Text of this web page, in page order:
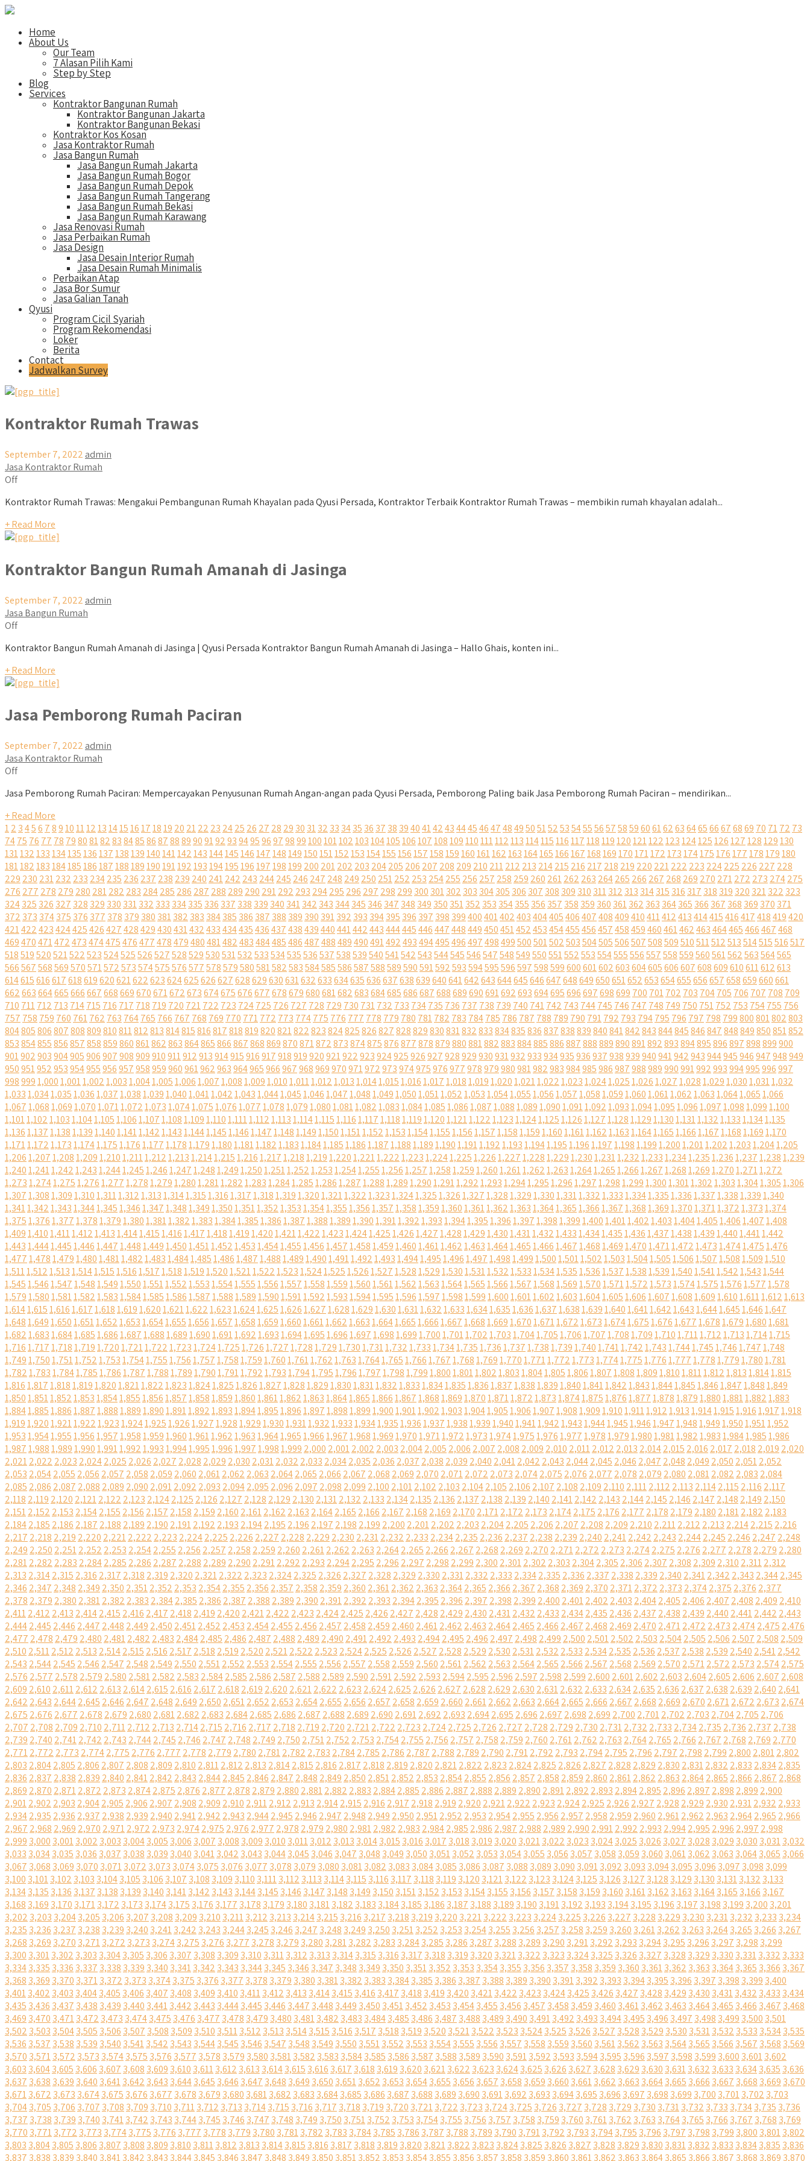
Home
About Us
Our Team
7 Alasan Pilih Kami
Step by Step
Blog
Services
Kontraktor Bangunan Rumah
Kontraktor Bangunan Jakarta
Kontraktor Bangunan Bekasi
Kontraktor Kos Kosan
Jasa Kontraktor Rumah
Jasa Bangun Rumah
Jasa Bangun Rumah Jakarta
Jasa Bangun Rumah Bogor
Jasa Bangun Rumah Depok
Jasa Bangun Rumah Tangerang
Jasa Bangun Rumah Bekasi
Jasa Bangun Rumah Karawang
Jasa Renovasi Rumah
Jasa Perbaikan Rumah
Jasa Design
Jasa Desain Interior Rumah
Jasa Desain Rumah Minimalis
Perbaikan Atap
Jasa Bor Sumur
Jasa Galian Tanah
Qyusi
Program Cicil Syariah
Program Rekomendasi
Loker
Berita
Contact
Jadwalkan Survey
Kontraktor Rumah Trawas
September 7, 2022 admin
Jasa Kontraktor Rumah
Off
Kontraktor Rumah Trawas: Mengakui Pembangunan Rumah Khayalan pada Qyusi Persada, Kontraktor Terbaik Kontraktor Rumah Trawas – membikin rumah khayalan adalah...
+ Read More
Kontraktor Bangun Rumah Amanah di Jasinga
September 7, 2022 admin
Jasa Bangun Rumah
Off
Kontraktor Bangun Rumah Amanah di Jasinga | Qyusi Persada Kontraktor Bangun Rumah Amanah di Jasinga – Hallo Ghais, konten ini...
+ Read More
Jasa Pemborong Rumah Paciran
September 7, 2022 admin
Jasa Kontraktor Rumah
Off
Jasa Pemborong Rumah Paciran: Mempercayakan Penyusunan Rumah Angan-angan pada Qyusi Persada, Pemborong Paling baik Jasa Pemborong Rumah Paciran – mendirikan...
+ Read More
12 3456 78910111213141516171819 20 2122 23 2425 26 27 28 29 30 3132 33 3435 36 37 38 39404142434445464748495051525354555657585960616263646566676869 70 7172 73
7475 76 77 78 798081828384858687888990919293949596979899100101102103104105106107108109110111112113114115116117118119120121122123124125126127128129130
131132133134135136137138139140141142143144145146147148149150151152153154155156157158159160161162163164165166167168169170171172173174175176177178179180
181182183184185186187188189190191192193194195196197198199 200 201202 203 204205 206 207 208 209 210 211212 213 214215 216 217 218 219 220 221222 223 224225 226 227 228
229 230 231232 233 234235 236 237 238 239 240 241242 243 244245 246 247 248 249 250 251252 253 254255 256 257 258 259 260 261262 263 264265 266 267 268 269 270 271272 273 274275
276 277 278 279 280 281282 283 284285 286 287 288 289 290 291292 293 294295 296 297 298 299 300 301302 303 304305 306 307 308 309 310 311312 313 314315 316 317 318 319 320 321322 323
324325 326 327 328 329 330 331332 333 334335 336 337 338 339 340 341342 343 344345 346 347 348 349 350 351352 353 354355 356 357 358 359 360 361362 363 364365 366 367 368 369 370 371
372 373 374375 376 377 378 379 380 381382 383 384385 386 387 388 389 390 391392 393 394395 396 397 398 399400401402403404405406407408409410411412413414415416417418419420
421422423424425426427428429430431432433434435436437438439440441442443444445446447448449450451452453454455456457458459460461462463464465466467468
469470471472473474475476477478479480481482483484485486487488489490491492493494495496497498499500501502503504505506507508509510511512513514515516517
518519520521522523524525526527528529530531532533534535536537538539540541542543544545546547548549550551552553554555556557558559560561562563564565
566567568569570571572573574575576577578579580581582583584585586587588589590591592593594595596597598599600601602603604605606607608609610611612613
614615616617618619620621622623624625626627628629630631632633634635636637638639640641642643644645646647648649650651652653654655656657658659660661
662663664665666667668669670671672673674675676677678679680681682683684685686687688689690691692693694695696697698699 700 701702 703 704705 706 707 708 709
710 711712 713 714715 716 717 718 719 720 721722 723 724725 726 727 728 729 730 731732 733 734735 736 737 738 739 740 741742 743 744745 746 747 748 749 750 751752 753 754755 756
757 758 759 760 761762 763 764765 766 767 768 769 770 771772 773 774775 776 777 778 779 780 781782 783 784785 786 787 788 789 790 791792 793 794795 796 797 798 799800801802803
804805806807808809810811812813814815816817818819820821822823824825826827828829830831832833834835836837838839840841842843844845846847848849850851852
853854855856857858859860861862863864865866867868869870871872873874875876877878879880881882883884885886887888889890891892893894895896897898899900
901902903904905906907908909910911912913914915916917918919920921922923924925926927928929930931932933934935936937938939940941942943944945946947948949
950951952953954955956957958959960961962963964965966967968969970971972973974975976977978979980981982983984985986987988989990991992993994995996997
9989991,0001,0011,0021,0031,0041,0051,0061,0071,0081,0091,0101,0111,0121,0131,0141,0151,0161,0171,0181,0191,0201,0211,0221,0231,0241,0251,0261,0271,0281,0291,0301,0311,032
1,0331,0341,0351,0361,0371,0381,0391,0401,0411,0421,0431,0441,0451,0461,0471,0481,0491,0501,0511,0521,0531,0541,0551,0561,0571,0581,0591,0601,0611,0621,0631,0641,0651,066
1,0671,0681,0691,0701,0711,0721,0731,0741,0751,0761,0771,0781,0791,0801,0811,0821,0831,0841,0851,0861,0871,0881,0891,0901,0911,0921,0931,0941,0951,0961,0971,0981,0991,100
1,1011,1021,1031,1041,1051,1061,1071,1081,1091,1101,1111,1121,1131,1141,1151,1161,1171,1181,1191,1201,1211,1221,1231,1241,1251,1261,1271,1281,1291,1301,1311,1321,1331,1341,135
1,1361,1371,1381,1391,1401,1411,1421,1431,1441,1451,1461,1471,1481,1491,1501,1511,1521,1531,1541,1551,1561,1571,1581,1591,1601,1611,1621,1631,1641,1651,1661,1671,1681,1691,170
1,1711,1721,1731,1741,1751,1761,1771,1781,1791,1801,1811,1821,1831,1841,1851,1861,1871,1881,1891,1901,1911,1921,1931,1941,1951,1961,1971,1981,1991,2001,2011,2021,2031,2041,205
1,2061,2071,2081,2091,2101,2111,2121,2131,2141,2151,2161,2171,2181,2191,2201,2211,2221,2231,2241,2251,2261,2271,2281,2291,2301,2311,2321,2331,2341,2351,2361,2371,2381,239
1,2401,2411,2421,2431,2441,2451,2461,2471,2481,2491,2501,2511,2521,2531,2541,2551,2561,2571,2581,2591,2601,2611,2621,2631,2641,2651,2661,2671,2681,2691,2701,2711,272
1,2731,2741,2751,2761,2771,2781,2791,2801,2811,2821,2831,2841,2851,2861,2871,2881,2891,2901,2911,2921,2931,2941,2951,2961,2971,2981,2991,3001,3011,3021,3031,3041,3051,306
1,3071,3081,3091,3101,3111,3121,3131,3141,3151,3161,3171,3181,3191,3201,3211,3221,3231,3241,3251,3261,3271,3281,3291,3301,3311,3321,3331,3341,3351,3361,3371,3381,3391,340
1,3411,3421,3431,3441,3451,3461,3471,3481,3491,3501,3511,3521,3531,3541,3551,3561,3571,3581,3591,3601,3611,3621,3631,3641,3651,3661,3671,3681,3691,3701,3711,3721,3731,374
1,3751,3761,3771,3781,3791,3801,3811,3821,3831,3841,3851,3861,3871,3881,3891,3901,3911,3921,3931,3941,3951,3961,3971,3981,3991,4001,4011,4021,4031,4041,4051,4061,4071,408
1,4091,4101,4111,4121,4131,4141,4151,4161,4171,4181,4191,4201,4211,4221,4231,4241,4251,4261,4271,4281,4291,4301,4311,4321,4331,4341,4351,4361,4371,4381,4391,4401,4411,442
1,4431,4441,4451,4461,4471,4481,4491,4501,4511,4521,4531,4541,4551,4561,4571,4581,4591,4601,4611,4621,4631,4641,4651,4661,4671,4681,4691,4701,4711,4721,4731,4741,4751,476
1,4771,4781,4791,4801,4811,4821,4831,4841,4851,4861,4871,4881,4891,4901,4911,4921,4931,4941,4951,4961,4971,4981,4991,5001,5011,5021,5031,5041,5051,5061,5071,5081,5091,510
1,5111,5121,5131,5141,5151,5161,5171,5181,5191,5201,5211,5221,5231,5241,5251,5261,5271,5281,5291,5301,5311,5321,5331,5341,5351,5361,5371,5381,5391,5401,5411,5421,5431,544
1,5451,5461,5471,5481,5491,5501,5511,5521,5531,5541,5551,5561,5571,5581,5591,5601,5611,5621,5631,5641,5651,5661,5671,5681,5691,5701,5711,5721,5731,5741,5751,5761,5771,578
1,5791,5801,5811,5821,5831,5841,5851,5861,5871,5881,5891,5901,5911,5921,5931,5941,5951,5961,5971,5981,5991,6001,6011,6021,6031,6041,6051,6061,6071,6081,6091,6101,6111,6121,613
1,6141,6151,6161,6171,6181,6191,6201,6211,6221,6231,6241,6251,6261,6271,6281,6291,6301,6311,6321,6331,6341,6351,6361,6371,6381,6391,6401,6411,6421,6431,6441,6451,6461,647
1,6481,6491,6501,6511,6521,6531,6541,6551,6561,6571,6581,6591,6601,6611,6621,6631,6641,6651,6661,6671,6681,6691,6701,6711,6721,6731,6741,6751,6761,6771,6781,6791,6801,681
1,6821,6831,6841,6851,6861,6871,6881,6891,6901,6911,6921,6931,6941,6951,6961,6971,6981,6991,7001,7011,7021,7031,7041,7051,7061,7071,7081,7091,7101,7111,7121,7131,7141,715
1,7161,7171,7181,7191,7201,7211,7221,7231,7241,7251,7261,7271,7281,7291,7301,7311,7321,7331,7341,7351,7361,7371,7381,7391,7401,7411,7421,7431,7441,7451,7461,7471,748
1,7491,7501,7511,7521,7531,7541,7551,7561,7571,7581,7591,7601,7611,7621,7631,7641,7651,7661,7671,7681,7691,7701,7711,7721,7731,7741,7751,7761,7771,7781,7791,7801,781
1,7821,7831,7841,7851,7861,7871,7881,7891,7901,7911,7921,7931,7941,7951,7961,7971,7981,7991,8001,8011,8021,8031,8041,8051,8061,8071,8081,8091,8101,8111,8121,8131,8141,815
1,8161,8171,8181,8191,8201,8211,8221,8231,8241,8251,8261,8271,8281,8291,8301,8311,8321,8331,8341,8351,8361,8371,8381,8391,8401,8411,8421,8431,8441,8451,8461,8471,8481,849
1,8501,8511,8521,8531,8541,8551,8561,8571,8581,8591,8601,8611,8621,8631,8641,8651,8661,8671,8681,8691,8701,8711,8721,8731,8741,8751,8761,8771,8781,8791,8801,8811,8821,883
1,8841,8851,8861,8871,8881,8891,8901,8911,8921,8931,8941,8951,8961,8971,8981,8991,9001,9011,9021,9031,9041,9051,9061,9071,9081,9091,9101,9111,9121,9131,9141,9151,9161,9171,918
1,9191,9201,9211,9221,9231,9241,9251,9261,9271,9281,9291,9301,9311,9321,9331,9341,9351,9361,9371,9381,9391,9401,9411,9421,9431,9441,9451,9461,9471,9481,9491,9501,9511,952
1,9531,9541,9551,9561,9571,9581,9591,9601,9611,9621,9631,9641,9651,9661,9671,9681,9691,9701,9711,9721,9731,9741,9751,9761,9771,9781,9791,9801,9811,9821,9831,9841,9851,986
1,9871,9881,9891,9901,9911,9921,9931,9941,9951,9961,9971,9981,999 2,000 2,0012,002 2,003 2,0042,005 2,006 2,007 2,008 2,009 2,010 2,0112,012 2,013 2,0142,015 2,016 2,017 2,018 2,019 2,020
2,0212,022 2,023 2,0242,025 2,026 2,027 2,028 2,029 2,030 2,0312,032 2,033 2,0342,035 2,036 2,037 2,038 2,039 2,040 2,0412,042 2,043 2,0442,045 2,046 2,047 2,048 2,049 2,050 2,0512,052
2,053 2,0542,055 2,056 2,057 2,058 2,059 2,060 2,0612,062 2,063 2,0642,065 2,066 2,067 2,068 2,069 2,070 2,0712,072 2,073 2,0742,075 2,076 2,077 2,078 2,079 2,080 2,0812,082 2,083 2,084
2,085 2,086 2,087 2,088 2,089 2,090 2,0912,092 2,093 2,0942,095 2,096 2,097 2,098 2,099 2,100 2,1012,102 2,103 2,1042,105 2,106 2,107 2,108 2,109 2,110 2,1112,112 2,113 2,1142,115 2,116 2,117
2,118 2,119 2,120 2,1212,122 2,123 2,1242,125 2,126 2,127 2,128 2,129 2,130 2,1312,132 2,133 2,1342,135 2,136 2,137 2,138 2,139 2,140 2,1412,142 2,143 2,1442,145 2,146 2,147 2,148 2,149 2,150
2,1512,152 2,153 2,1542,155 2,156 2,157 2,158 2,159 2,160 2,1612,162 2,163 2,1642,165 2,166 2,167 2,168 2,169 2,170 2,1712,172 2,173 2,1742,175 2,176 2,177 2,178 2,179 2,180 2,1812,182 2,183
2,1842,185 2,186 2,187 2,188 2,189 2,190 2,1912,192 2,193 2,1942,195 2,196 2,197 2,198 2,199 2,200 2,2012,202 2,203 2,2042,205 2,206 2,207 2,208 2,209 2,210 2,2112,212 2,213 2,2142,215 2,216
2,217 2,218 2,219 2,220 2,2212,222 2,223 2,2242,225 2,226 2,227 2,228 2,229 2,230 2,2312,232 2,233 2,2342,235 2,236 2,237 2,238 2,239 2,240 2,2412,242 2,243 2,2442,245 2,246 2,247 2,248
2,249 2,250 2,2512,252 2,253 2,2542,255 2,256 2,257 2,258 2,259 2,260 2,2612,262 2,263 2,2642,265 2,266 2,267 2,268 2,269 2,270 2,2712,272 2,273 2,2742,275 2,276 2,277 2,278 2,279 2,280
2,2812,282 2,283 2,2842,285 2,286 2,287 2,288 2,289 2,290 2,2912,292 2,293 2,2942,295 2,296 2,297 2,298 2,299 2,300 2,3012,302 2,303 2,3042,305 2,306 2,307 2,308 2,309 2,310 2,3112,312
2,313 2,3142,315 2,316 2,317 2,318 2,319 2,320 2,3212,322 2,323 2,3242,325 2,326 2,327 2,328 2,329 2,330 2,3312,332 2,333 2,3342,335 2,336 2,337 2,338 2,339 2,340 2,3412,342 2,343 2,3442,345
2,346 2,347 2,348 2,349 2,350 2,3512,352 2,353 2,3542,355 2,356 2,357 2,358 2,359 2,360 2,3612,362 2,363 2,3642,365 2,366 2,367 2,368 2,369 2,370 2,3712,372 2,373 2,3742,375 2,376 2,377
2,378 2,379 2,380 2,3812,382 2,383 2,3842,385 2,386 2,387 2,388 2,389 2,390 2,3912,392 2,393 2,3942,395 2,396 2,397 2,398 2,399 2,400 2,4012,402 2,403 2,4042,405 2,406 2,407 2,408 2,409 2,410
2,4112,412 2,413 2,4142,415 2,416 2,417 2,418 2,419 2,420 2,4212,422 2,423 2,4242,425 2,426 2,427 2,428 2,429 2,430 2,4312,432 2,433 2,4342,435 2,436 2,437 2,438 2,439 2,440 2,4412,442 2,443
2,4442,445 2,446 2,447 2,448 2,449 2,450 2,4512,452 2,453 2,4542,455 2,456 2,457 2,458 2,459 2,460 2,4612,462 2,463 2,4642,465 2,466 2,467 2,468 2,469 2,470 2,4712,472 2,473 2,4742,475 2,476
2,477 2,478 2,479 2,480 2,4812,482 2,483 2,4842,485 2,486 2,487 2,488 2,489 2,490 2,4912,492 2,493 2,4942,495 2,496 2,497 2,498 2,499 2,500 2,5012,502 2,503 2,5042,505 2,506 2,507 2,508 2,509
2,510 2,5112,512 2,513 2,5142,515 2,516 2,517 2,518 2,519 2,520 2,5212,522 2,523 2,5242,525 2,526 2,527 2,528 2,529 2,530 2,5312,532 2,533 2,5342,535 2,536 2,537 2,538 2,539 2,540 2,5412,542
2,543 2,5442,545 2,546 2,547 2,548 2,549 2,550 2,5512,552 2,553 2,5542,555 2,556 2,557 2,558 2,559 2,560 2,5612,562 2,563 2,5642,565 2,566 2,567 2,568 2,569 2,570 2,5712,572 2,573 2,5742,575
2,576 2,577 2,578 2,579 2,580 2,5812,582 2,583 2,5842,585 2,586 2,587 2,588 2,589 2,590 2,5912,592 2,593 2,5942,595 2,596 2,597 2,598 2,599 2,600 2,6012,602 2,603 2,6042,605 2,606 2,607 2,608
2,609 2,610 2,6112,612 2,613 2,6142,615 2,616 2,617 2,618 2,619 2,620 2,6212,622 2,623 2,6242,625 2,626 2,627 2,628 2,629 2,630 2,6312,632 2,633 2,6342,635 2,636 2,637 2,638 2,639 2,640 2,641
2,642 2,643 2,6442,645 2,646 2,647 2,648 2,649 2,650 2,6512,652 2,653 2,6542,655 2,656 2,657 2,658 2,659 2,660 2,6612,662 2,663 2,6642,665 2,666 2,667 2,668 2,669 2,670 2,6712,672 2,673 2,674
2,675 2,676 2,677 2,678 2,679 2,680 2,6812,682 2,683 2,6842,685 2,686 2,687 2,688 2,689 2,690 2,6912,692 2,693 2,6942,695 2,696 2,697 2,698 2,699 2,700 2,7012,702 2,703 2,7042,705 2,706
2,707 2,708 2,709 2,710 2,7112,712 2,713 2,7142,715 2,716 2,717 2,718 2,719 2,720 2,7212,722 2,723 2,7242,725 2,726 2,727 2,728 2,729 2,730 2,7312,732 2,733 2,7342,735 2,736 2,737 2,738
2,739 2,740 2,7412,742 2,743 2,7442,745 2,746 2,747 2,748 2,749 2,750 2,7512,752 2,753 2,7542,755 2,756 2,757 2,758 2,759 2,760 2,7612,762 2,763 2,7642,765 2,766 2,767 2,768 2,769 2,770
2,7712,772 2,773 2,7742,775 2,776 2,777 2,778 2,779 2,780 2,7812,782 2,783 2,7842,785 2,786 2,787 2,788 2,789 2,790 2,7912,792 2,793 2,7942,795 2,796 2,797 2,798 2,799 2,800 2,8012,802
2,803 2,8042,805 2,806 2,807 2,808 2,809 2,810 2,8112,812 2,813 2,8142,815 2,816 2,817 2,818 2,819 2,820 2,8212,822 2,823 2,8242,825 2,826 2,827 2,828 2,829 2,830 2,8312,832 2,833 2,8342,835
2,836 2,837 2,838 2,839 2,840 2,8412,842 2,843 2,8442,845 2,846 2,847 2,848 2,849 2,850 2,8512,852 2,853 2,8542,855 2,856 2,857 2,858 2,859 2,860 2,8612,862 2,863 2,8642,865 2,866 2,867 2,868
2,869 2,870 2,8712,872 2,873 2,8742,875 2,876 2,877 2,878 2,879 2,880 2,8812,882 2,883 2,8842,885 2,886 2,887 2,888 2,889 2,890 2,8912,892 2,893 2,8942,895 2,896 2,897 2,898 2,899 2,900
2,9012,902 2,903 2,9042,905 2,906 2,907 2,908 2,909 2,910 2,9112,912 2,913 2,9142,915 2,916 2,917 2,918 2,919 2,920 2,9212,922 2,923 2,9242,925 2,926 2,927 2,928 2,929 2,930 2,9312,932 2,933
2,9342,935 2,936 2,937 2,938 2,939 2,940 2,9412,942 2,943 2,9442,945 2,946 2,947 2,948 2,949 2,950 2,9512,952 2,953 2,9542,955 2,956 2,957 2,958 2,959 2,960 2,9612,962 2,963 2,9642,965 2,966
2,967 2,968 2,969 2,970 2,9712,972 2,973 2,9742,975 2,976 2,977 2,978 2,979 2,980 2,9812,982 2,983 2,9842,985 2,986 2,987 2,988 2,989 2,990 2,9912,992 2,993 2,9942,995 2,996 2,997 2,998
2,999 3,000 3,0013,002 3,003 3,0043,005 3,006 3,007 3,008 3,009 3,010 3,0113,012 3,013 3,0143,015 3,016 3,017 3,018 3,019 3,020 3,0213,022 3,023 3,0243,025 3,026 3,027 3,028 3,029 3,030 3,0313,032
3,033 3,0343,035 3,036 3,037 3,038 3,039 3,040 3,0413,042 3,043 3,0443,045 3,046 3,047 3,048 3,049 3,050 3,0513,052 3,053 3,0543,055 3,056 3,057 3,058 3,059 3,060 3,0613,062 3,063 3,0643,065 3,066
3,067 3,068 3,069 3,070 3,0713,072 3,073 3,0743,075 3,076 3,077 3,078 3,079 3,080 3,0813,082 3,083 3,0843,085 3,086 3,087 3,088 3,089 3,090 3,0913,092 3,093 3,0943,095 3,096 3,097 3,098 3,099
3,100 3,1013,102 3,103 3,1043,105 3,106 3,107 3,108 3,109 3,110 3,1113,112 3,113 3,1143,115 3,116 3,117 3,118 3,119 3,120 3,1213,122 3,123 3,1243,125 3,126 3,127 3,128 3,129 3,130 3,1313,132 3,133
3,1343,135 3,136 3,137 3,138 3,139 3,140 3,1413,142 3,143 3,1443,145 3,146 3,147 3,148 3,149 3,150 3,1513,152 3,153 3,1543,155 3,156 3,157 3,158 3,159 3,160 3,1613,162 3,163 3,1643,165 3,166 3,167
3,168 3,169 3,170 3,1713,172 3,173 3,1743,175 3,176 3,177 3,178 3,179 3,180 3,1813,182 3,183 3,1843,185 3,186 3,187 3,188 3,189 3,190 3,1913,192 3,193 3,1943,195 3,196 3,197 3,198 3,199 3,200 3,201
3,202 3,203 3,2043,205 3,206 3,207 3,208 3,209 3,210 3,2113,212 3,213 3,2143,215 3,216 3,217 3,218 3,219 3,220 3,2213,222 3,223 3,2243,225 3,226 3,227 3,228 3,229 3,230 3,2313,232 3,233 3,234
3,235 3,236 3,237 3,238 3,239 3,240 3,2413,242 3,243 3,2443,245 3,246 3,247 3,248 3,249 3,250 3,2513,252 3,253 3,2543,255 3,256 3,257 3,258 3,259 3,260 3,2613,262 3,263 3,2643,265 3,266 3,267
3,268 3,269 3,270 3,2713,272 3,273 3,2743,275 3,276 3,277 3,278 3,279 3,280 3,2813,282 3,283 3,2843,285 3,286 3,287 3,288 3,289 3,290 3,2913,292 3,293 3,2943,295 3,296 3,297 3,298 3,299
3,300 3,3013,302 3,303 3,3043,305 3,306 3,307 3,308 3,309 3,310 3,3113,312 3,313 3,3143,315 3,316 3,317 3,318 3,319 3,320 3,3213,322 3,323 3,3243,325 3,326 3,327 3,328 3,329 3,330 3,3313,332 3,333
3,3343,335 3,336 3,337 3,338 3,339 3,340 3,3413,342 3,343 3,3443,345 3,346 3,347 3,348 3,349 3,350 3,3513,352 3,353 3,3543,355 3,356 3,357 3,358 3,359 3,360 3,3613,362 3,363 3,3643,365 3,366 3,367
3,368 3,369 3,370 3,3713,372 3,373 3,3743,375 3,376 3,377 3,378 3,379 3,380 3,3813,382 3,383 3,3843,385 3,386 3,387 3,388 3,389 3,390 3,3913,392 3,393 3,3943,395 3,396 3,397 3,398 3,399 3,400
3,4013,402 3,403 3,4043,405 3,406 3,407 3,408 3,409 3,410 3,4113,412 3,413 3,4143,415 3,416 3,417 3,418 3,419 3,420 3,4213,422 3,423 3,4243,425 3,426 3,427 3,428 3,429 3,430 3,4313,432 3,433 3,434
3,435 3,436 3,437 3,438 3,439 3,440 3,4413,442 3,443 3,4443,445 3,446 3,447 3,448 3,449 3,450 3,4513,452 3,453 3,4543,455 3,456 3,457 3,458 3,459 3,460 3,4613,462 3,463 3,4643,465 3,466 3,467 3,468
3,469 3,470 3,4713,472 3,473 3,4743,475 3,476 3,477 3,478 3,479 3,480 3,4813,482 3,483 3,4843,485 3,486 3,487 3,488 3,489 3,490 3,4913,492 3,493 3,4943,495 3,496 3,497 3,498 3,499 3,500 3,501
3,502 3,503 3,5043,505 3,506 3,507 3,508 3,509 3,510 3,5113,512 3,513 3,5143,515 3,516 3,517 3,518 3,519 3,520 3,5213,522 3,523 3,5243,525 3,526 3,527 3,528 3,529 3,530 3,5313,532 3,533 3,5343,535
3,536 3,537 3,538 3,539 3,540 3,5413,542 3,543 3,5443,545 3,546 3,547 3,548 3,549 3,550 3,5513,552 3,553 3,5543,555 3,556 3,557 3,558 3,559 3,560 3,5613,562 3,563 3,5643,565 3,566 3,567 3,568 3,569
3,570 3,5713,572 3,573 3,5743,575 3,576 3,577 3,578 3,579 3,580 3,5813,582 3,583 3,5843,585 3,586 3,587 3,588 3,589 3,590 3,5913,592 3,593 3,5943,595 3,596 3,597 3,598 3,599 3,600 3,6013,602
3,603 3,6043,605 3,606 3,607 3,608 3,609 3,610 3,6113,612 3,613 3,6143,615 3,616 3,617 3,618 3,619 3,620 3,6213,622 3,623 3,6243,625 3,626 3,627 3,628 3,629 3,630 3,6313,632 3,633 3,6343,635 3,636
3,637 3,638 3,639 3,640 3,6413,642 3,643 3,6443,645 3,646 3,647 3,648 3,649 3,650 3,6513,652 3,653 3,6543,655 3,656 3,657 3,658 3,659 3,660 3,6613,662 3,663 3,6643,665 3,666 3,667 3,668 3,669 3,670
3,6713,672 3,673 3,6743,675 3,676 3,677 3,678 3,679 3,680 3,6813,682 3,683 3,6843,685 3,686 3,687 3,688 3,689 3,690 3,6913,692 3,693 3,6943,695 3,696 3,697 3,698 3,699 3,700 3,7013,702 3,703
3,7043,705 3,706 3,707 3,708 3,709 3,710 3,7113,712 3,713 3,7143,715 3,716 3,717 3,718 3,719 3,720 3,7213,722 3,723 3,7243,725 3,726 3,727 3,728 3,729 3,730 3,7313,732 3,733 3,7343,735 3,736
3,737 3,738 3,739 3,740 3,7413,742 3,743 3,7443,745 3,746 3,747 3,748 3,749 3,750 3,7513,752 3,753 3,7543,755 3,756 3,757 3,758 3,759 3,760 3,7613,762 3,763 3,7643,765 3,766 3,767 3,768 3,769
3,770 3,7713,772 3,773 3,7743,775 3,776 3,777 3,778 3,779 3,780 3,7813,782 3,783 3,7843,785 3,786 3,787 3,788 3,789 3,790 3,7913,792 3,793 3,7943,795 3,796 3,797 3,798 3,799 3,800 3,8013,802
3,803 3,8043,805 3,806 3,807 3,808 3,809 3,810 3,8113,812 3,813 3,8143,815 3,816 3,817 3,818 3,819 3,820 3,8213,822 3,823 3,8243,825 3,826 3,827 3,828 3,829 3,830 3,8313,832 3,833 3,8343,835 3,836
3,837 3,838 3,839 3,840 3,8413,842 3,843 3,8443,845 3,846 3,847 3,848 3,849 3,850 3,8513,852 3,853 3,8543,855 3,856 3,857 3,858 3,859 3,860 3,8613,862 3,863 3,8643,865 3,866 3,867 3,868 3,869 3,870